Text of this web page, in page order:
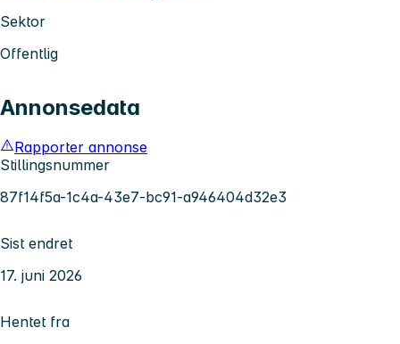
Sektor
Offentlig
Annonsedata
Rapporter annonse
Stillingsnummer
87f14f5a-1c4a-43e7-bc91-a946404d32e3
Sist endret
17. juni 2026
Hentet fra